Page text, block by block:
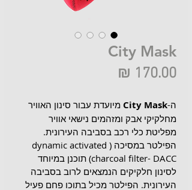
City Mask
ה-City Mask מיועדת עבור סינון האוויר
מחלקיקי אבק ומזהמים נישאי אוויר
מפליטת כלי רכב בסביבה העירונית.
הפילטר במסיכה (dynamic activated
charcoal filter- DACC) תוכנן במיוחד
לסינון חלקיקים הנמצאים לרוב בסביבה
העירונית. הפילטר מכיל בתוכו פחם פעיל